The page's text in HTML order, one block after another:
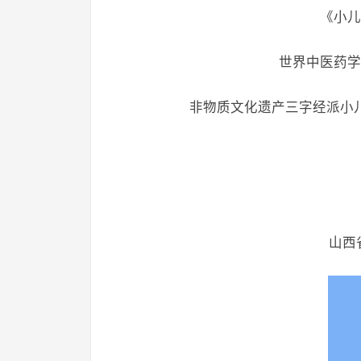
《小
世界中医药
非物质文化遗产三字经派小
山西